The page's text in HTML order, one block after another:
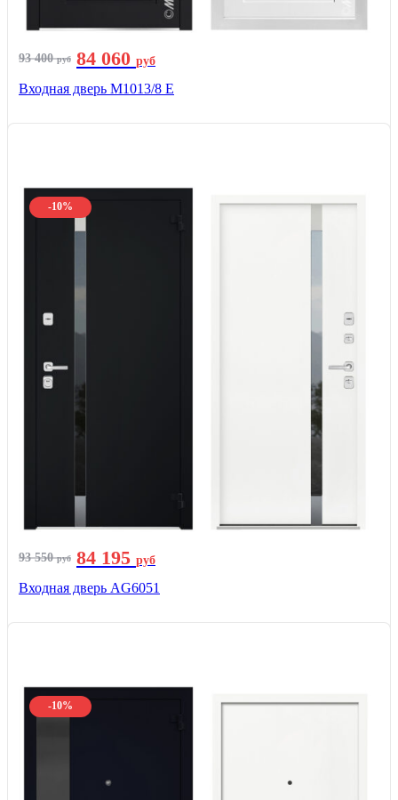
93 400руб 84 060 руб
Входная дверь М1013/8 E
-10%
93 550руб 84 195 руб
Входная дверь AG6051
-10%